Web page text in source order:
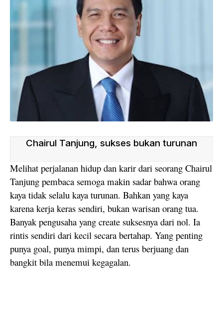
Chairul Tanjung, sukses bukan turunan
Melihat perjalanan hidup dan karir dari seorang Chairul
Tanjung pembaca semoga makin sadar bahwa orang
kaya tidak selalu kaya turunan. Bahkan yang kaya
karena kerja keras sendiri, bukan warisan orang tua.
Banyak pengusaha yang create suksesnya dari nol. Ia
rintis sendiri dari kecil secara bertahap. Yang penting
punya goal, punya mimpi, dan terus berjuang dan
bangkit bila menemui kegagalan.